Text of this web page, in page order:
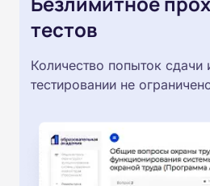
тестов
Количество попыток сдачи
тестировании не